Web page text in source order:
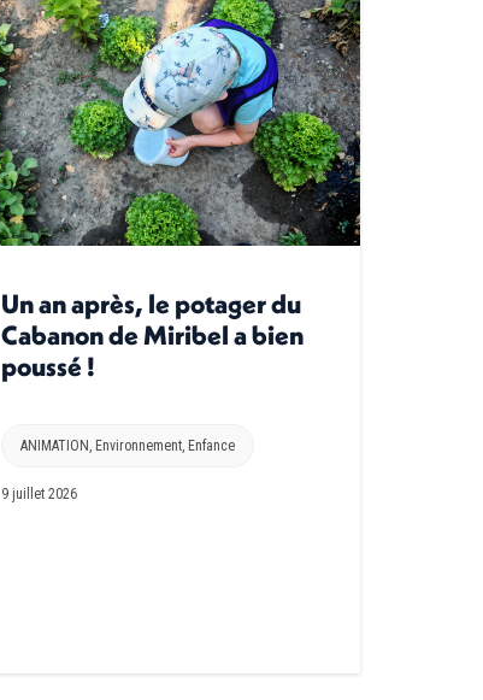
Un an après, le potager du
Cabanon de Miribel a bien
poussé !
ANIMATION Environnement, Enfance
9 juillet 2026